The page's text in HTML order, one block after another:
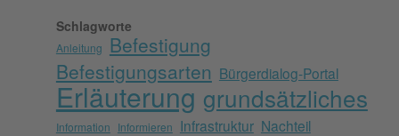
Schlagworte
Anleitung Befestigung
Befestigungsarten Bürgerdialog-Portal
Erläuterung grundsätzliches
Information Informieren Infrastruktur Nachteil